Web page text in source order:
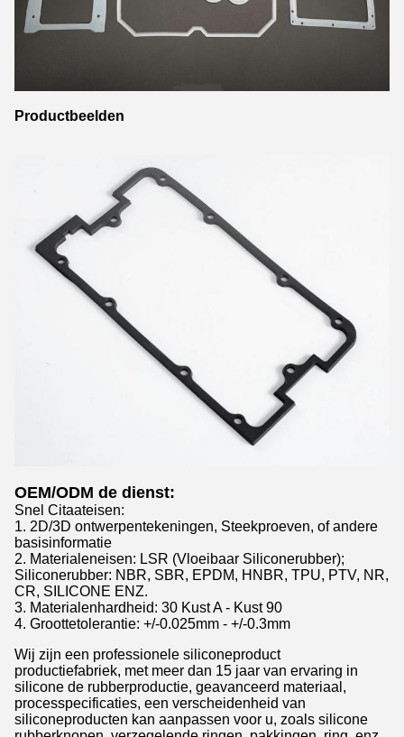
Productbeelden
OEM/ODM de dienst:
Snel Citaateisen:
1. 2D/3D ontwerpentekeningen, Steekproeven, of andere
basisinformatie
2. Materialeneisen: LSR (Vloeibaar Siliconerubber);
Siliconerubber: NBR, SBR, EPDM, HNBR, TPU, PTV, NR,
CR, SILICONE ENZ.
3. Materialenhardheid: 30 Kust A - Kust 90
4. Groottetolerantie: +/-0.025mm - +/-0.3mm
Wij zijn een professionele siliconeproduct
productiefabriek, met meer dan 15 jaar van ervaring in
silicone de rubberproductie, geavanceerd materiaal,
processpecificaties, een verscheidenheid van
siliconeproducten kan aanpassen voor u, zoals silicone